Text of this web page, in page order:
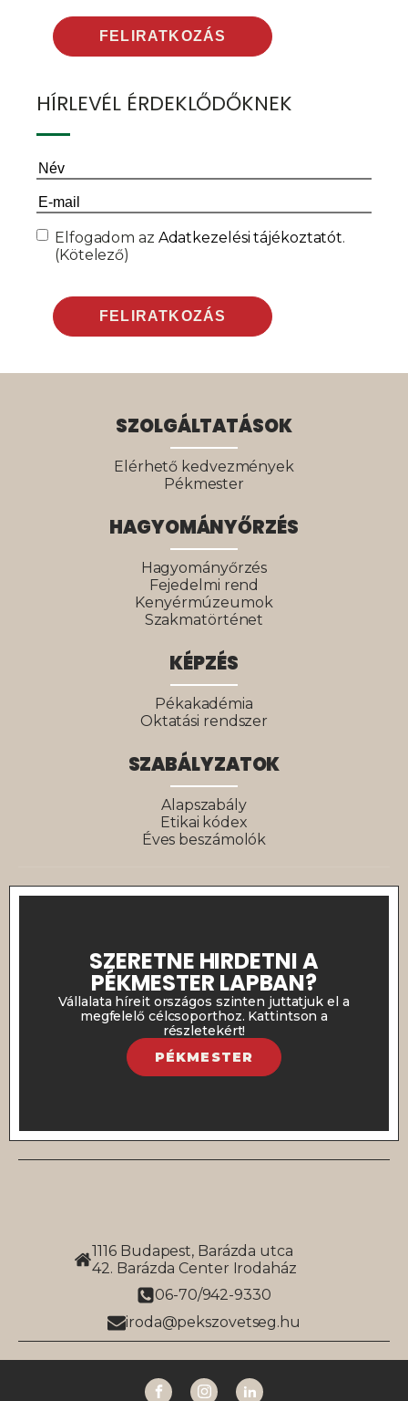
HÍRLEVÉL ÉRDEKLŐDŐKNEK
Név(Kötelező)
Email(Kötelező)
Consent(Kötelező)
Elfogadom az Adatkezelési tájékoztatót.
(Kötelező)
SZOLGÁLTATÁSOK
Elérhető kedvezmények
Pékmester
HAGYOMÁNYŐRZÉS
Hagyományőrzés
Fejedelmi rend
Kenyérmúzeumok
Szakmatörténet
KÉPZÉS
Pékakadémia
Oktatási rendszer
SZABÁLYZATOK
Alapszabály
Etikai kódex
Éves beszámolók
SZERETNE HIRDETNI A
PÉKMESTER LAPBAN?
Vállalata híreit országos szinten juttatjuk el a
megfelelő célcsoporthoz. Kattintson a
részletekért!
PÉKMESTER
1116 Budapest, Barázda utca
42. Barázda Center Irodaház
06-70/942-9330
iroda@pekszovetseg.hu